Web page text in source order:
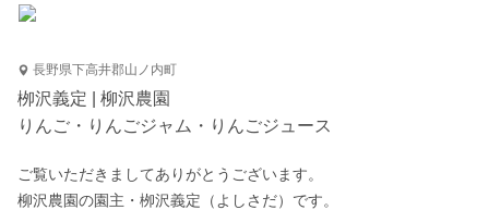
長野県下高井郡山ノ内町
栁沢義定 | 柳沢農園
りんご・りんごジャム・りんごジュース
ご覧いただきましてありがとうございます。
柳沢農園の園主・栁沢義定（よしさだ）です。